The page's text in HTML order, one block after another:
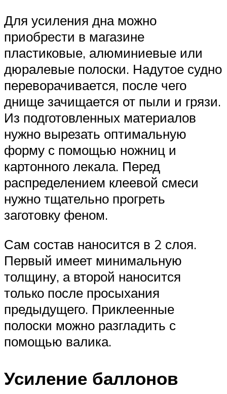
Для усиления дна можно
приобрести в магазине
пластиковые, алюминиевые или
дюралевые полоски. Надутое судно
переворачивается, после чего
днище зачищается от пыли и грязи.
Из подготовленных материалов
нужно вырезать оптимальную
форму с помощью ножниц и
картонного лекала. Перед
распределением клеевой смеси
нужно тщательно прогреть
заготовку феном.
Сам состав наносится в 2 слоя.
Первый имеет минимальную
толщину, а второй наносится
только после просыхания
предыдущего. Приклеенные
полоски можно разгладить с
помощью валика.
Усиление баллонов